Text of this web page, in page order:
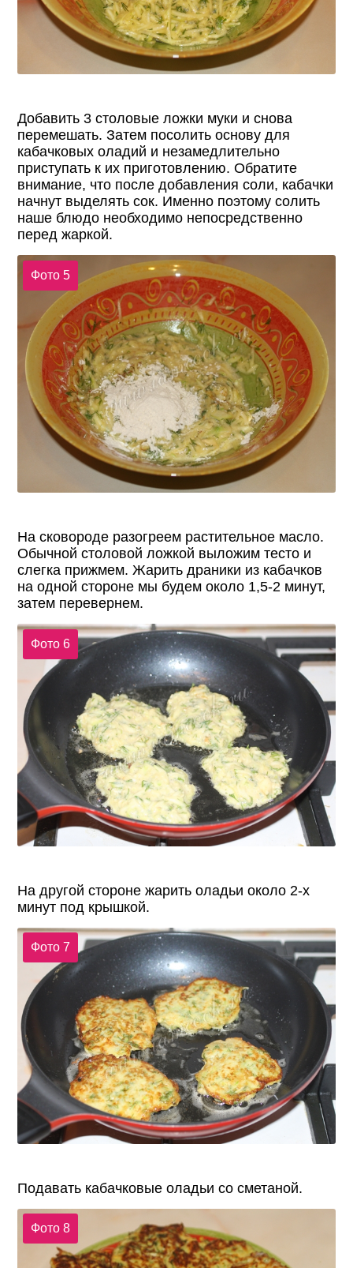
Добавить 3 столовые ложки муки и снова
перемешать. Затем посолить основу для
кабачковых оладий и незамедлительно
приступать к их приготовлению. Обратите
внимание, что после добавления соли, кабачки
начнут выделять сок. Именно поэтому солить
наше блюдо необходимо непосредственно
перед жаркой.
Фото 5
На сковороде разогреем растительное масло.
Обычной столовой ложкой выложим тесто и
слегка прижмем. Жарить драники из кабачков
на одной стороне мы будем около 1,5-2 минут,
затем перевернем.
Фото 6
На другой стороне жарить оладьи около 2-х
минут под крышкой.
Фото 7
Подавать кабачковые оладьи со сметаной.
Фото 8